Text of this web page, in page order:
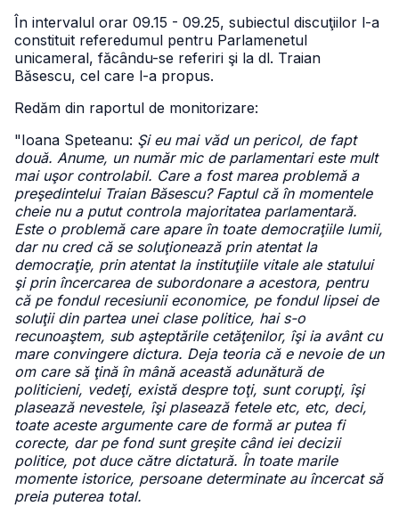
În intervalul orar 09.15 - 09.25, subiectul discuţiilor l-a
constituit referedumul pentru Parlamenetul
unicameral, făcându-se referiri şi la dl. Traian
Băsescu, cel care l-a propus.
Redăm din raportul de monitorizare:
"Ioana Speteanu: Şi eu mai văd un pericol, de fapt
două. Anume, un număr mic de parlamentari este mult
mai uşor controlabil. Care a fost marea problemă a
preşedintelui Traian Băsescu? Faptul că în momentele
cheie nu a putut controla majoritatea parlamentară.
Este o problemă care apare în toate democraţiile lumii,
dar nu cred că se soluţionează prin atentat la
democraţie, prin atentat la instituţiile vitale ale statului
şi prin încercarea de subordonare a acestora, pentru
că pe fondul recesiunii economice, pe fondul lipsei de
soluţii din partea unei clase politice, hai s-o
recunoaştem, sub aşteptările cetăţenilor, îşi ia avânt cu
mare convingere dictura. Deja teoria că e nevoie de un
om care să ţină în mână această adunătură de
politicieni, vedeţi, există despre toţi, sunt corupţi, îşi
plasează nevestele, îşi plasează fetele etc, etc, deci,
toate aceste argumente care de formă ar putea fi
corecte, dar pe fond sunt greşite când iei decizii
politice, pot duce către dictatură. În toate marile
momente istorice, persoane determinate au încercat să
preia puterea total.